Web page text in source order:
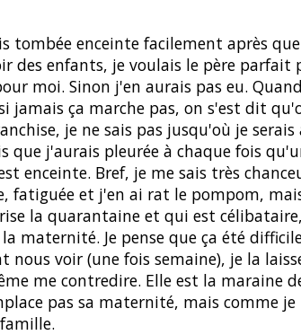
tombée enceinte facilement après
des enfants, je voulais le père parfait
moi. Sinon j'en aurais pas eu.
jamais ça marche pas, on s'est dit
je ne sais pas jusqu'où je serais
que j'aurais pleurée à chaque fois
enceinte. Bref, je me sais très
fatiguée et j'en ai rat le pompom,
la quarantaine et qui est
maternité. Je pense que ça été
nous voir (une fois semaine), je la
me contredire. Elle est la maraine
pas sa maternité, mais comme